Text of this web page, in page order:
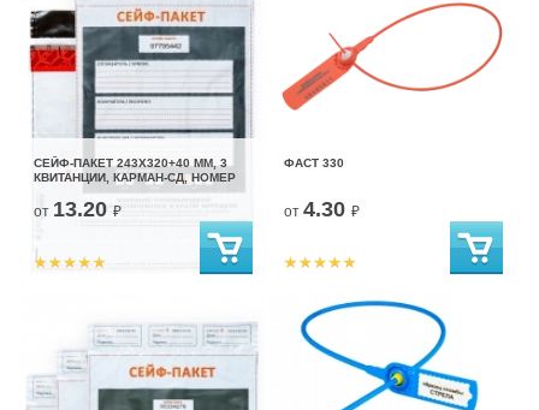
СЕЙФ-ПАКЕТ 243Х320+40 ММ, 3
КВИТАНЦИИ, КАРМАН-СД, НОМЕР
от 13.20 ₽
ФАСТ 330
от 4.30 ₽